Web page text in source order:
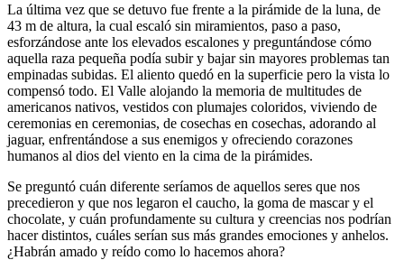
La última vez que se detuvo fue frente a la pirámide de la luna, de
43 m de altura, la cual escaló sin miramientos, paso a paso,
esforzándose ante los elevados escalones y preguntándose cómo
aquella raza pequeña podía subir y bajar sin mayores problemas tan
empinadas subidas. El aliento quedó en la superficie pero la vista lo
compensó todo. El Valle alojando la memoria de multitudes de
americanos nativos, vestidos con plumajes coloridos, viviendo de
ceremonias en ceremonias, de cosechas en cosechas, adorando al
jaguar, enfrentándose a sus enemigos y ofreciendo corazones
humanos al dios del viento en la cima de la pirámides.
Se preguntó cuán diferente seríamos de aquellos seres que nos
precedieron y que nos legaron el caucho, la goma de mascar y el
chocolate, y cuán profundamente su cultura y creencias nos podrían
hacer distintos, cuáles serían sus más grandes emociones y anhelos.
¿Habrán amado y reído como lo hacemos ahora?